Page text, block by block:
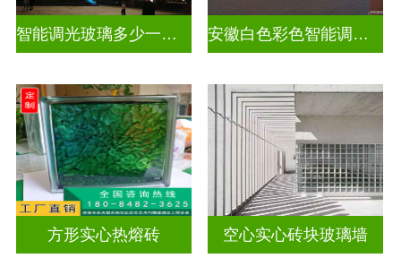
智能调光玻璃多少一平方米 安徽白色彩色智能调光玻璃厂家
方形实心热熔砖 空心实心砖块玻璃墙